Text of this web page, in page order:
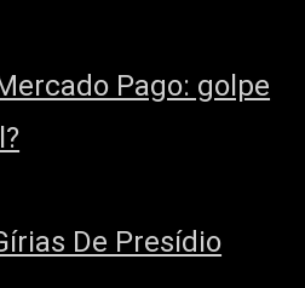
Pago: golpe
De Presídio